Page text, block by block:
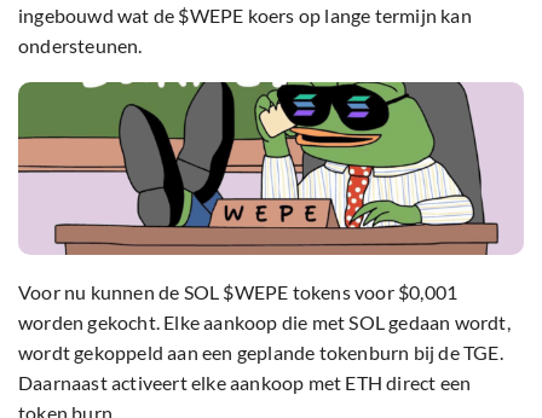
ingebouwd wat de $WEPE koers op lange termijn kan
ondersteunen.
Voor nu kunnen de SOL $WEPE tokens voor $0,001
worden gekocht. Elke aankoop die met SOL gedaan wordt,
wordt gekoppeld aan een geplande tokenburn bij de TGE.
Daarnaast activeert elke aankoop met ETH direct een
token burn.